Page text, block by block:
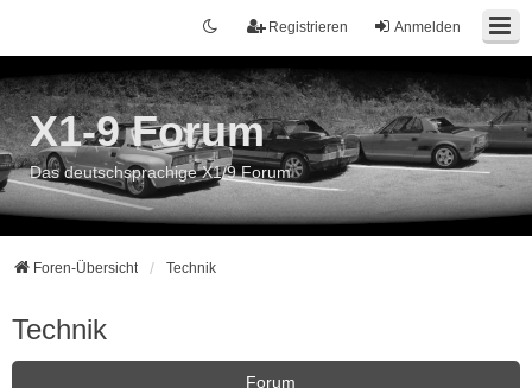
Anmelden
Registrieren
X1-9 Forum
Das deutschsprachige X1/9 Forum
Foren-Übersicht Technik
Technik
Forum